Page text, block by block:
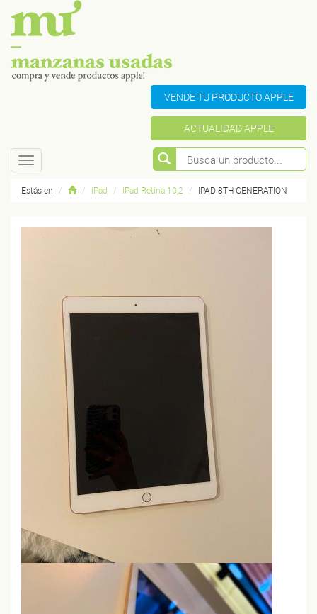
VENDE TU PRODUCTO APPLE
ACTUALIDAD APPLE
Toggle
navigation
Estás en iPad iPad Retina 10,2 IPAD 8TH GENERATION